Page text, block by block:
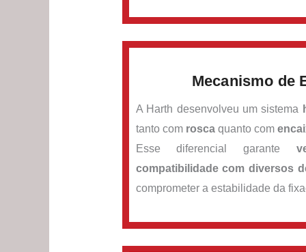
Mecanismo de
A Harth desenvolveu um sistema
tanto com roscaquanto com
Esse diferencial garante
compatibilidade com diversos
comprometer a estabilidade da